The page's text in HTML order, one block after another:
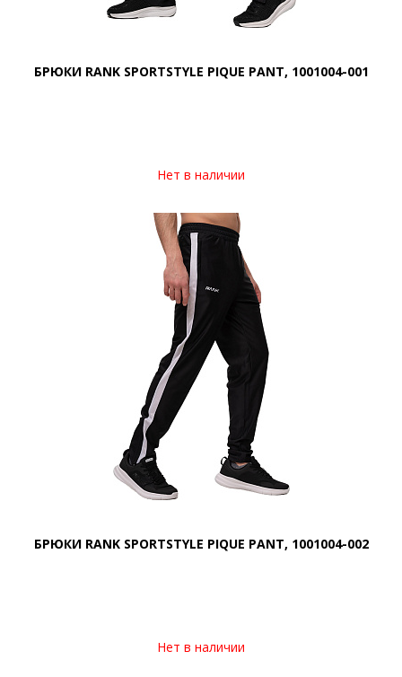
БРЮКИ RANK SPORTSTYLE PIQUE PANT, 1001004-001
Нет в наличии
БРЮКИ RANK SPORTSTYLE PIQUE PANT, 1001004-002
Нет в наличии